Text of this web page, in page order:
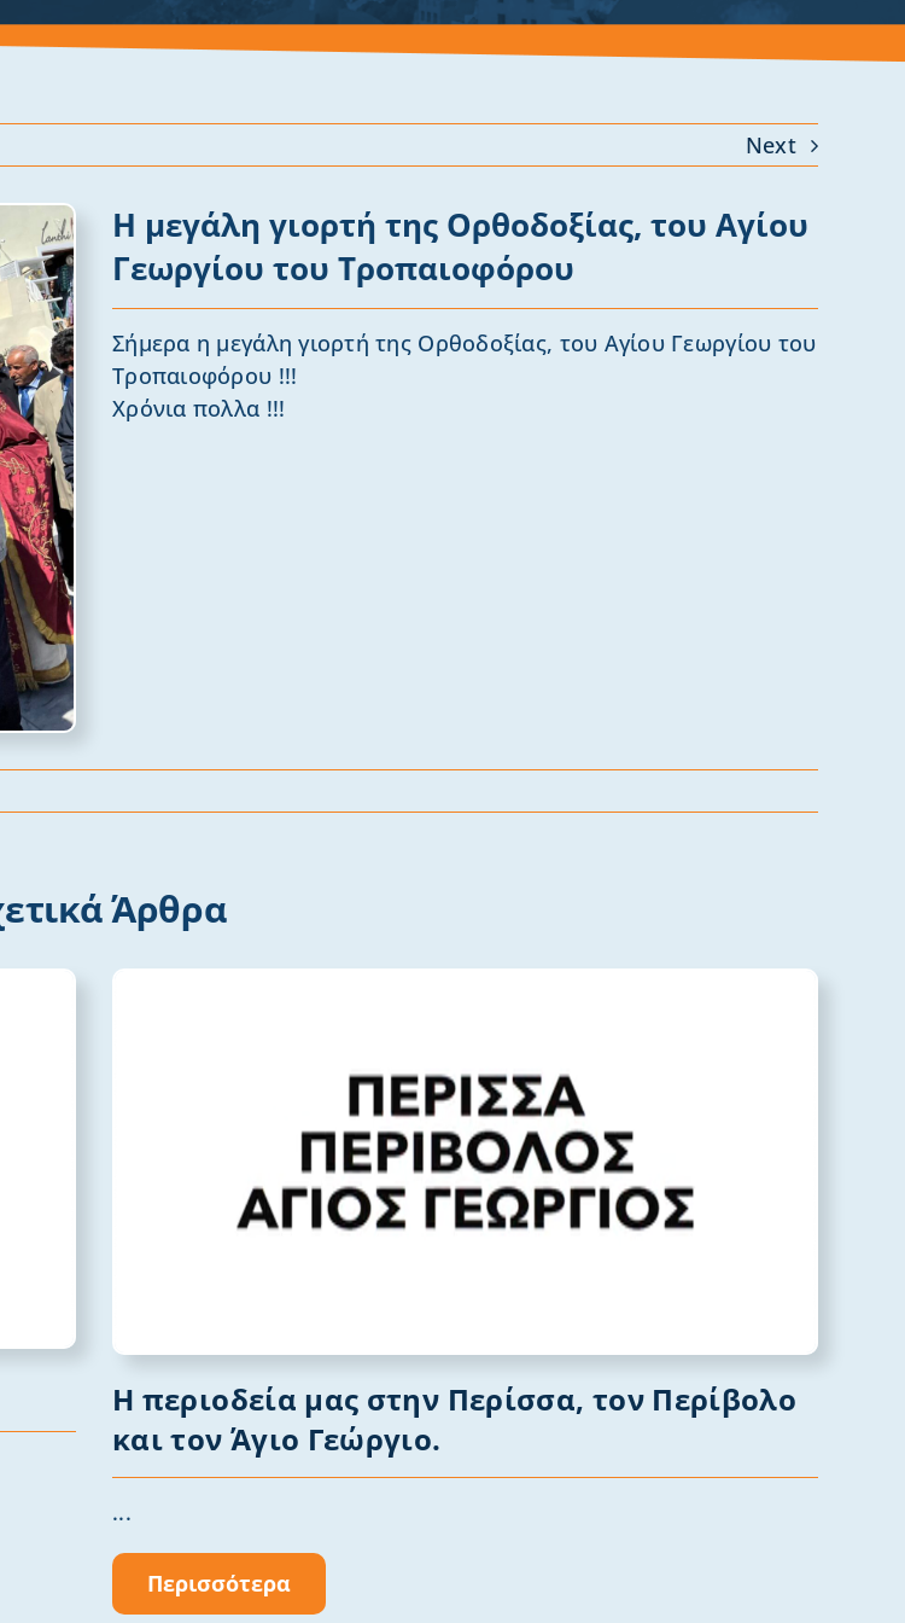
Next
Η μεγάλη γιορτή της Ορθοδοξίας, του Αγίου
Γεωργίου του Τροπαιοφόρου
Σήμερα η μεγάλη γιορτή της Ορθοδοξίας, του Αγίου Γεωργίου του
Τροπαιοφόρου !!!
Χρόνια πολλα !!!
Άρθρα
Η περιοδεία μας στην Περίσσα, τον Περίβολο
και τον Άγιο Γεώργιο.
...
Περισσότερα